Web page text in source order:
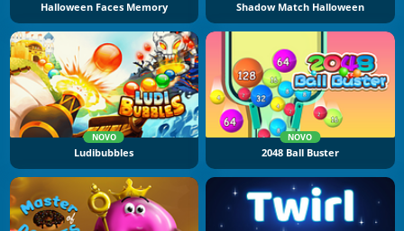
Halloween Faces Memory Shadow Match Halloween
NOVO
Ludibubbles
NOVO
2048 Ball Buster